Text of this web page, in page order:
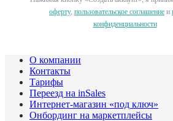
оферту, пользовательское соглашение и
конфиденциальности
О компании
Контакты
Тарифы
Переезд на inSales
Интернет-магазин «под ключ»
Онбординг на маркетплейсы